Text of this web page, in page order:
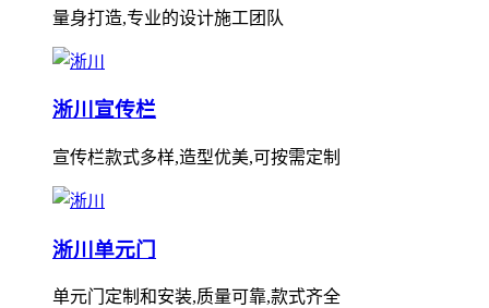
量身打造,专业的设计施工团队
淅川宣传栏
宣传栏款式多样,造型优美,可按需定制
淅川单元门
单元门定制和安装,质量可靠,款式齐全